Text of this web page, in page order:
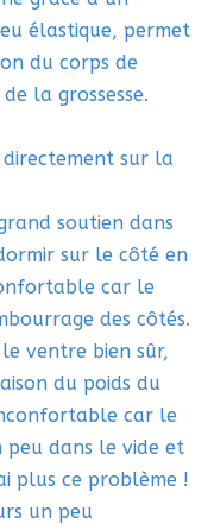
élastique, permet
du corps de
la grossesse.
sur la
soutien dans
sur le côté en
car le
des côtés.
ventre bien sûr,
du poids du
car le
dans le vide et
plus ce problème !
un peu